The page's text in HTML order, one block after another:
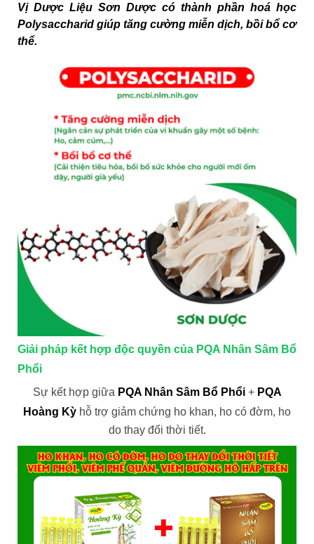
Vị Dược Liệu Sơn Dược có thành phần hoá học
Polysaccharid giúp tăng cường miễn dịch, bồi bổ cơ
thể.
Giải pháp kết hợp độc quyền của PQA Nhân Sâm Bổ
Phổi
Sự kết hợp giữa PQA Nhân Sâm Bổ Phổi+ PQA
Hoàng Kỳ hỗ trợ giảm chứng ho khan, ho có đờm, ho
do thay đổi thời tiết.